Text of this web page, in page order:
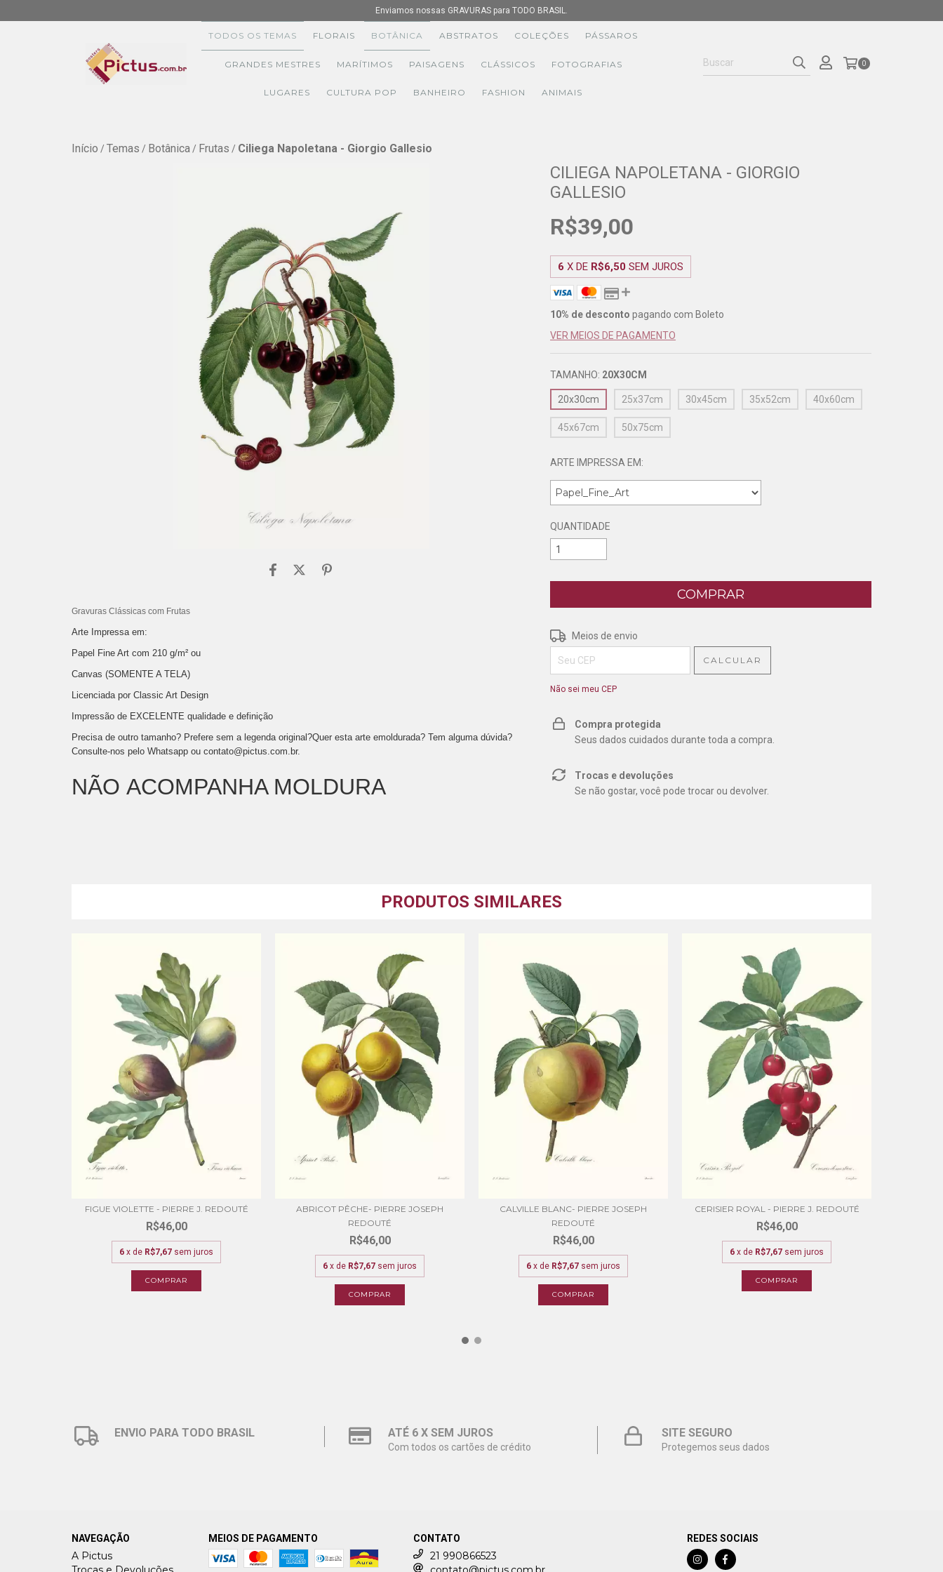
Enviamos nossas GRAVURAS para TODO BRASIL.
TODOS OS TEMAS FLORAIS BOTÂNICA ABSTRATOS COLEÇÕES PÁSSAROS
GRANDES MESTRES MARÍTIMOS PAISAGENS CLÁSSICOS FOTOGRAFIAS
LUGARES CULTURA POP BANHEIRO FASHION ANIMAIS
0
Início / Temas / Botânica / Frutas / Ciliega Napoletana - Giorgio Gallesio
Gravuras Clássicas com Frutas
Arte Impressa em:
Papel Fine Art com 210 g/m² ou
Canvas (SOMENTE A TELA)
Licenciada por Classic Art Design
Impressão de EXCELENTE qualidade e definição
Precisa de outro tamanho? Prefere sem a legenda original?Quer esta arte emoldurada? Tem alguma dúvida?
Consulte-nos pelo Whatsapp ou contato@pictus.com.br.
NÃO ACOMPANHA MOLDURA
CILIEGA NAPOLETANA - GIORGIO
GALLESIO
R$39,00
6 X DE R$6,50 SEM JUROS
10% de desconto pagando com Boleto
VER MEIOS DE PAGAMENTO
TAMANHO: 20X30CM
20x30cm 25x37cm 30x45cm 35x52cm 40x60cm
45x67cm 50x75cm
ARTE IMPRESSA EM:
QUANTIDADE
Entregas para o CEP:
Meios de envio
CALCULAR
Não sei meu CEP
Compra protegida
Seus dados cuidados durante toda a compra.
Trocas e devoluções
Se não gostar, você pode trocar ou devolver.
PRODUTOS SIMILARES
FIGUE VIOLETTE - PIERRE J. REDOUTÉ
R$46,00
6 x de R$7,67 sem juros
COMPRAR
ABRICOT PÊCHE- PIERRE JOSEPH
REDOUTÉ
R$46,00
6 x de R$7,67 sem juros
COMPRAR
CALVILLE BLANC- PIERRE JOSEPH
REDOUTÉ
R$46,00
6 x de R$7,67 sem juros
COMPRAR
CERISIER ROYAL - PIERRE J. REDOUTÉ
R$46,00
6 x de R$7,67 sem juros
COMPRAR
ENVIO PARA TODO BRASIL ATÉ 6 X SEM JUROS
Com todos os cartões de crédito
SITE SEGURO
Protegemos seus dados
NAVEGAÇÃO
A Pictus
MEIOS DE PAGAMENTO CONTATO
21 990866523
REDES SOCIAIS